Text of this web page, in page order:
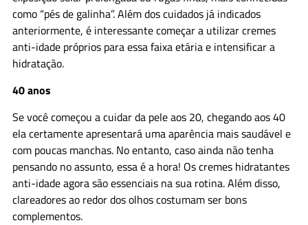
como “pés de galinha”. Além dos cuidados já indicados
anteriormente, é interessante começar a utilizar cremes
anti-idade próprios para essa faixa etária e intensificar a
hidratação.
40 anos
Se você começou a cuidar da pele aos 20, chegando aos 40
ela certamente apresentará uma aparência mais saudável e
com poucas manchas. No entanto, caso ainda não tenha
pensando no assunto, essa é a hora! Os cremes hidratantes
anti-idade agora são essenciais na sua rotina. Além disso,
clareadores ao redor dos olhos costumam ser bons
complementos.